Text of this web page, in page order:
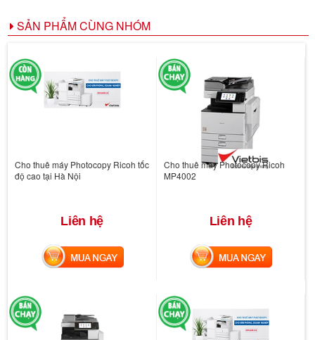
SẢN PHẨM CÙNG NHÓM
Cho thuê máy Photocopy Ricoh tốc
độ cao tại Hà Nội
Liên hệ
MUA NGAY
Cho thuê máy Photocopy Ricoh
MP4002
Liên hệ
MUA NGAY